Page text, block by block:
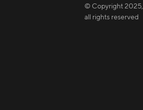
© Copyright2025,
all rights reserved